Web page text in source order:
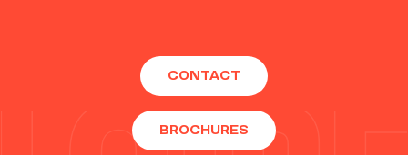
CONTACT
BROCHURES